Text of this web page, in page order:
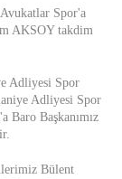
Spor'a
AKSOY takdim
Adliyesi Spor
Adliyesi Spor
Baro Başkanımız
Bülent